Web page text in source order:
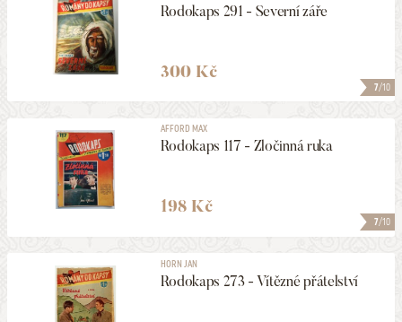
7/10
Rodokaps 291 - Severní záře
300 Kč
7/10
AFFORD MAX
Rodokaps 117 - Zločinná ruka
198 Kč
HORN JAN
Rodokaps 273 - Vítězné přátelství